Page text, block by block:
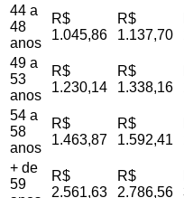
44 a
48
anos
R$
1.045,86
R$
1.137,70
49 a
53
anos
R$
1.230,14
R$
1.338,16
54 a
58
anos
R$
1.463,87
R$
1.592,41
+ de
59
R$
2.561,63
R$
2.786,56